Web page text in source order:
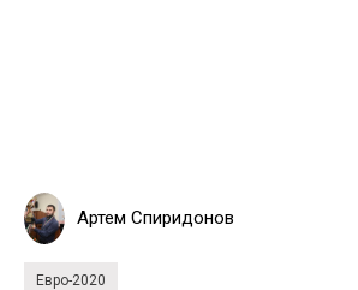
Артем Спиридонов
Евро-2020